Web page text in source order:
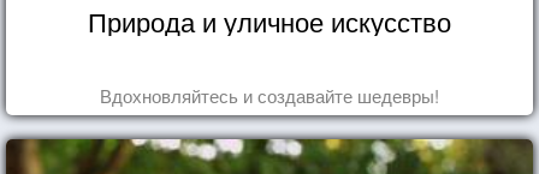
Природа и уличное искусство
Вдохновляйтесь и создавайте шедевры!